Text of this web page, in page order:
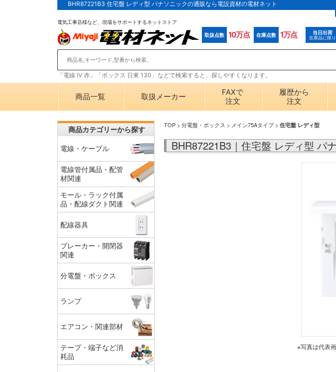
BHR87221B3 住宅盤 レディ型 パナソニックの通販なら電設資材の電材ネット
電気工事店様など、現場をサポートするネットストア
取扱点数 10万点 在庫点数 1万点 当日出荷
在庫品に限り
「電線 IV 赤」「ボックス 日東 130」などで検索すると、探しやすくなります。
商品一覧 取扱メーカー
FAXで
注文
履歴から
注文
TOP > 分電盤・ボックス > メイン75Aタイプ> 住宅盤 レディ型
BHR87221B3｜住宅盤 レディ型 パ
※写真は代表
商品カテゴリーから探す
電線・ケーブル
電線管付属品・配管
材関連
モール・ラック付属
品・配線ダクト関連
配線器具
ブレーカー・開閉器
関連
分電盤・ボックス
ランプ
エアコン・関連部材
テープ・端子など消
耗品